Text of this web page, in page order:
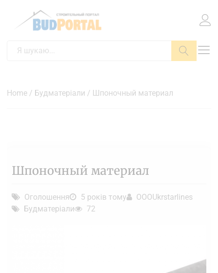
Home / Будматеріали / Шпоночный материал
Шпоночный материал
Оголошення 5 років тому
OOOUkrstarlines
Будматеріали
72